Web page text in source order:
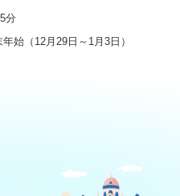
分
始（12月29日～1月3日）